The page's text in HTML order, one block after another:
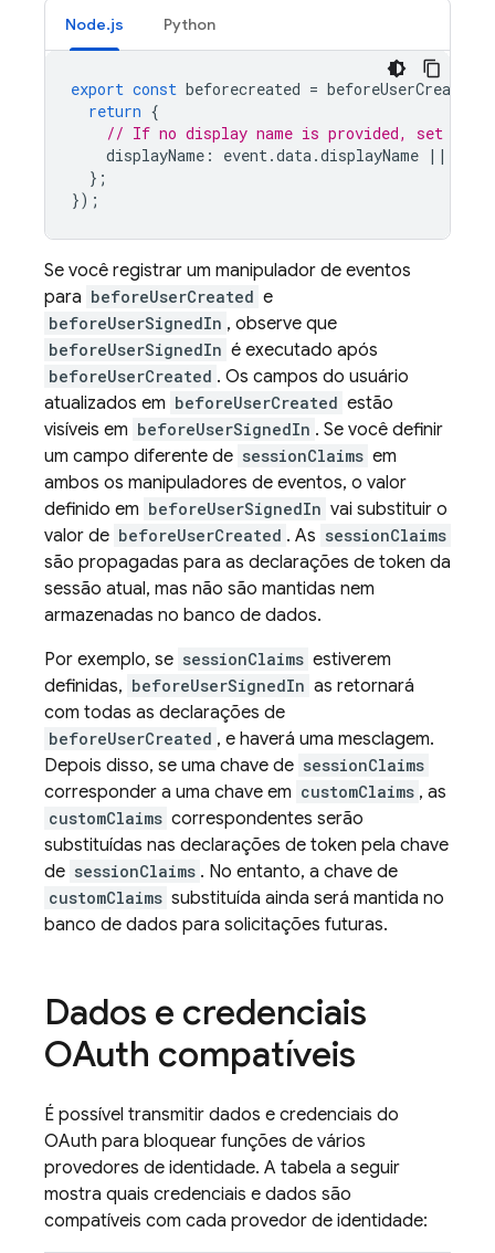
Node.js Python
export const beforecreated = beforeUserCreated
return {
// If no display name is provided, set it
displayName : event.data.displayName ||
};
});
Se você registrar um manipulador de eventos
para beforeUserCreated e
beforeUserSignedIn , observe que
beforeUserSignedIn é executado após
beforeUserCreated . Os campos do usuário
atualizados em beforeUserCreated estão
visíveis em beforeUserSignedIn . Se você definir
um campo diferente de sessionClaims em
ambos os manipuladores de eventos, o valor
definido em beforeUserSignedIn vai substituir o
valor de beforeUserCreated . As sessionClaims
são propagadas para as declarações de token da
sessão atual, mas não são mantidas nem
armazenadas no banco de dados.
Por exemplo, se sessionClaims estiverem
definidas, beforeUserSignedIn as retornará
com todas as declarações de
beforeUserCreated , e haverá uma mesclagem.
Depois disso, se uma chave de sessionClaims
corresponder a uma chave em customClaims , as
customClaims correspondentes serão
substituídas nas declarações de token pela chave
de sessionClaims . No entanto, a chave de
customClaims substituída ainda será mantida no
banco de dados para solicitações futuras.
Dados e credenciais
OAuth compatíveis
É possível transmitir dados e credenciais do
OAuth para bloquear funções de vários
provedores de identidade. A tabela a seguir
mostra quais credenciais e dados são
compatíveis com cada provedor de identidade: